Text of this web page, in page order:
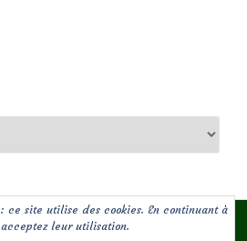
ce site utilise des cookies. En continuant à
leur utilisation.